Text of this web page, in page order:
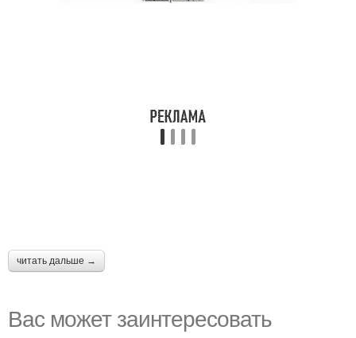
читать дальше →
Вас может заинтересовать